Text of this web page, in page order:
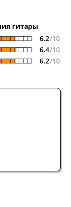
гитары
6.2/10
6.4/10
6.2/10